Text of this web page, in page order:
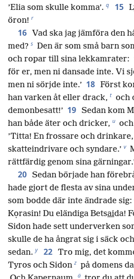
’Elia som skulle komma’. q 15
öron! r
16 Vad ska jag jämföra den
med? s Den är som små barn
och ropar till sina lekkamrater:
för er, men ni dansade inte. Vi
men ni sörjde inte.’ 18 Först
han varken åt eller drack, t och
demonbesatt!’ 19 Sedan kom
han både äter och dricker, u
’Titta! En frossare och
skatteindrivare och syndare.’ v
rättfärdig genom sina
20 Sedan började han
hade gjort de flesta av sina
som bodde där inte ändrade sig:
Kọrasin! Du eländiga Betsaida!
Sidon hade sett underverken
skulle de ha ångrat sig i säck
sedan. y 22 Tro mig, det
Tyros och Sidon z på domens
ä